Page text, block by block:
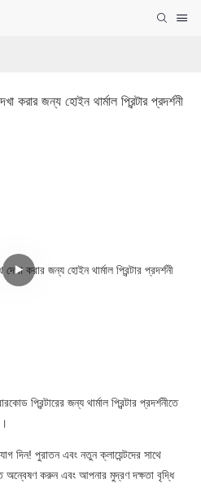
করার জন্য হোইন থার্মাল প্রিন্টার প্রদর্শনী
প্রিন্টারের জন্য থার্মাল প্রিন্টার প্রদর্শনীতে
দিন! পুরাতন এবং নতুন ক্লায়েন্টদের সাথে
করুন এবং আপনার মুদ্রণ দক্ষতা বৃদ্ধি